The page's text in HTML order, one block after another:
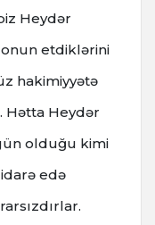
Heydər
etdiklərini
hakimiyyətə
Hətta Heydər
olduğu kimi
edə